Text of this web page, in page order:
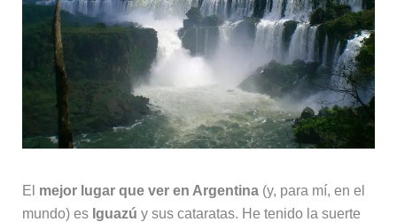
El mejor lugar que ver en Argentina(y, para mí, en el
mundo) es Iguazú y sus cataratas. He tenido la suerte